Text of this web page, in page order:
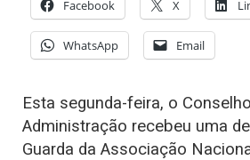
Facebook X
WhatsApp Email
Esta segunda-feira, o
Administração recebeu uma
Guarda da Associação